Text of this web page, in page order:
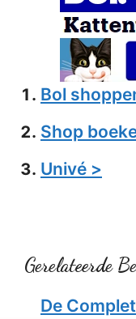
Bol
Shop
Univé >
Gerelateerde
De